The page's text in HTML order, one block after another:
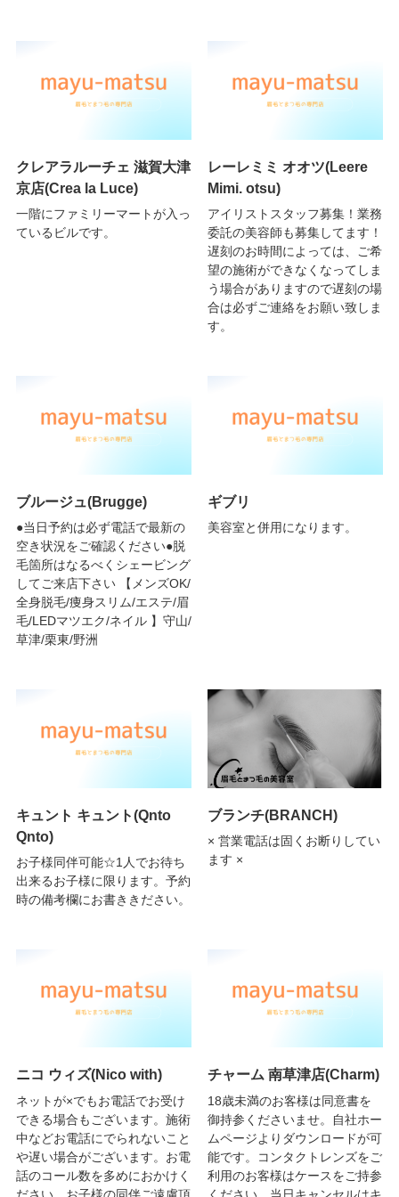
クレアラルーチェ 滋賀大津
京店(Crea la Luce)
一階にファミリーマートが入っ
ているビルです。
レーレミミ オオツ(Leere
Mimi. otsu)
アイリストスタッフ募集！業務
委託の美容師も募集してます！
遅刻のお時間によっては、ご希
望の施術ができなくなってしま
う場合がありますので遅刻の場
合は必ずご連絡をお願い致しま
す。
ブルージュ(Brugge)
●当日予約は必ず電話で最新の
空き状況をご確認ください●脱
毛箇所はなるべくシェービング
してご来店下さい 【メンズOK/
全身脱毛/痩身スリム/エステ/眉
毛/LEDマツエク/ネイル 】守山/
草津/栗東/野洲
ギブリ
美容室と併用になります。
キュント キュント(Qnto
Qnto)
お子様同伴可能☆1人でお待ち
出来るお子様に限ります。予約
時の備考欄にお書ききださい。
ブランチ(BRANCH)
× 営業電話は固くお断りしてい
ます ×
ニコ ウィズ(Nico with)
ネットが×でもお電話でお受け
できる場合もございます。施術
中などお電話にでられないこと
や遅い場合がございます。お電
話のコール数を多めにおかけく
ださい。お子様の同伴ご遠慮頂
チャーム 南草津店(Charm)
18歳未満のお客様は同意書を
御持参くださいませ。自社ホー
ムページよりダウンロードが可
能です。コンタクトレンズをご
利用のお客様はケースをご持参
ください。当日キャンセルはキ